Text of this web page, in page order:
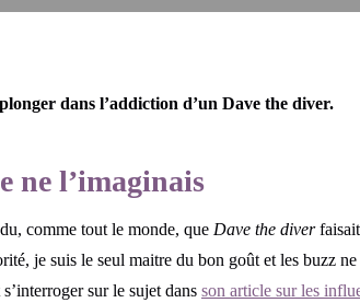
dans l’addiction d’un Dave the diver.
ne l’imaginais
comme tout le monde, que Dave the diverfaisait
je suis le seul maitre du bon goût et les buzz
sur le sujet dans son article sur les